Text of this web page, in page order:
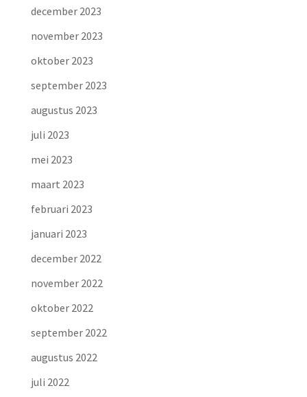
december 2023
november 2023
oktober 2023
september 2023
augustus 2023
juli 2023
mei 2023
maart 2023
februari 2023
januari 2023
december 2022
november 2022
oktober 2022
september 2022
augustus 2022
juli 2022